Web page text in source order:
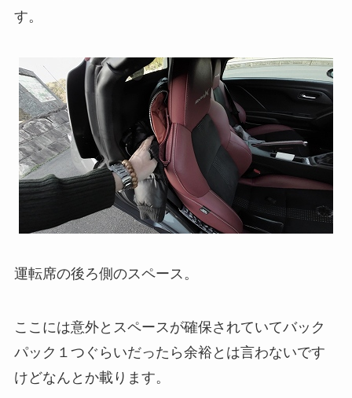
す。
運転席の後ろ側のスペース。
ここには意外とスペースが確保されていてバック
パック１つぐらいだったら余裕とは言わないです
けどなんとか載ります。